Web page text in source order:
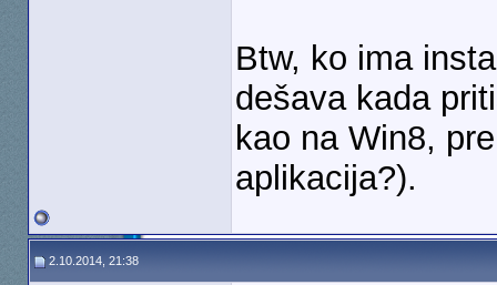
Btw, ko ima
dešava kada
kao na Win8,
aplikacija?).
2.10.2014, 21:38